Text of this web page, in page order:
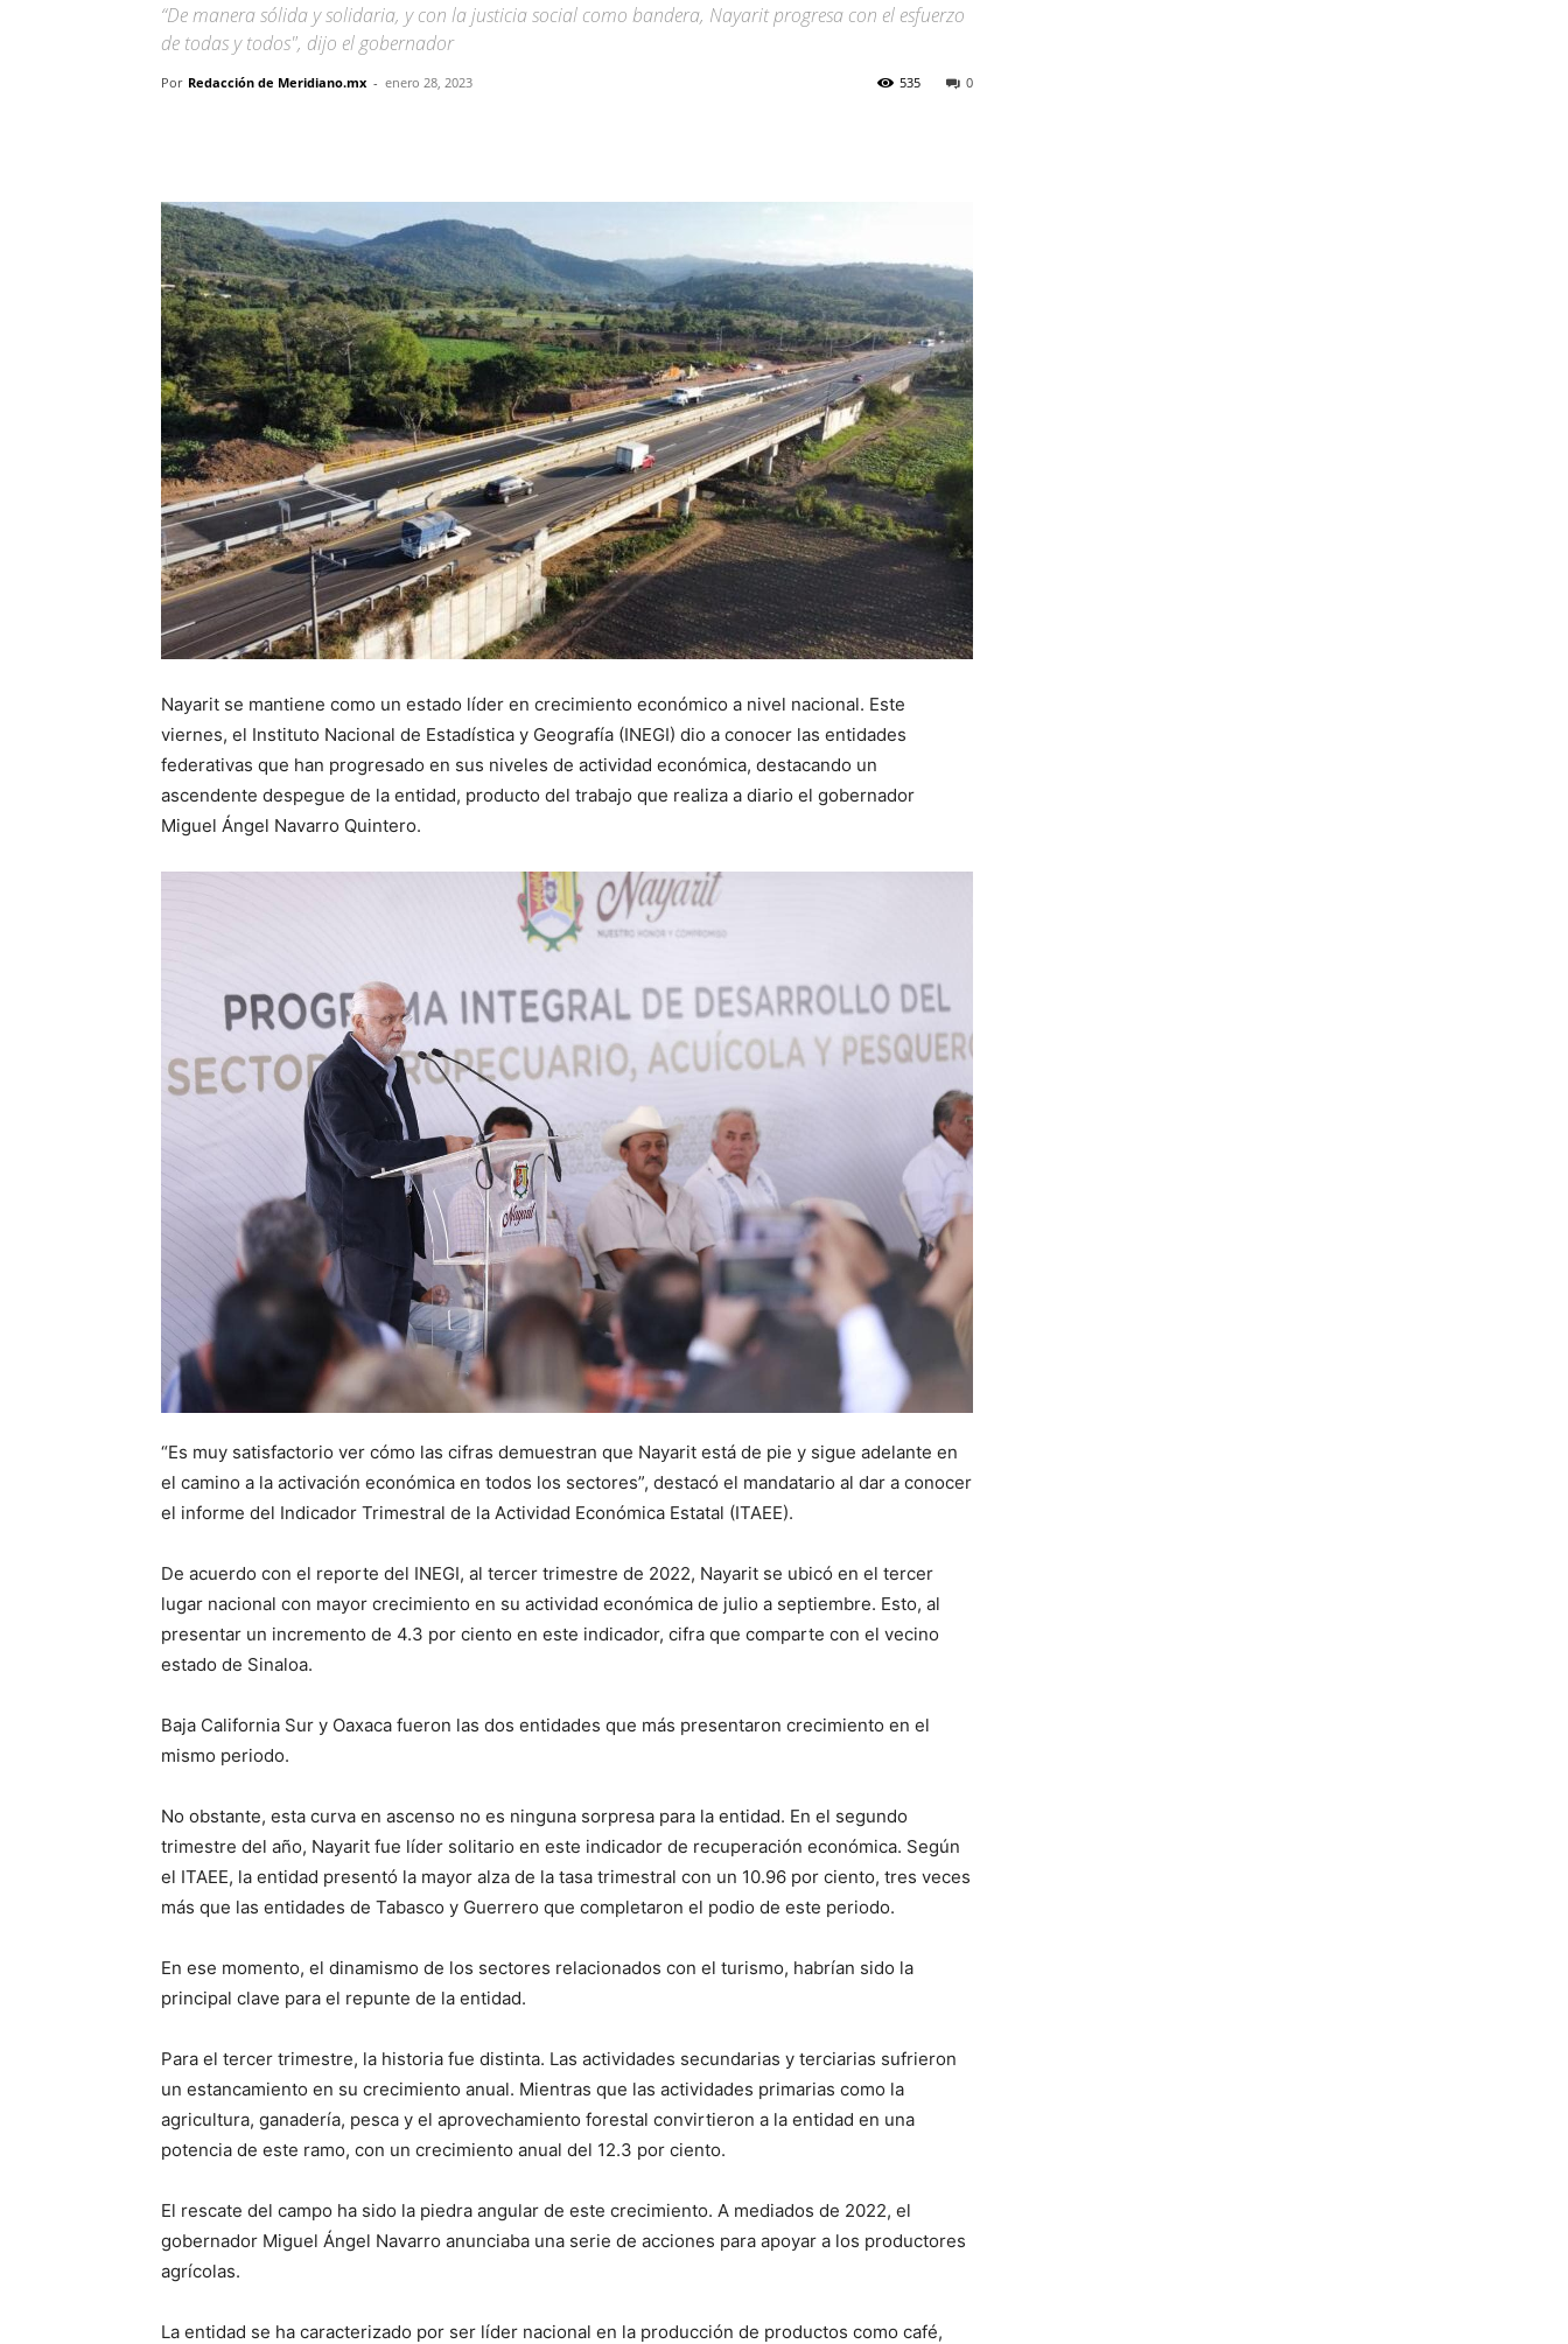
“De manera sólida y solidaria, y con la justicia social como bandera, Nayarit progresa con el esfuerzo
de todas y todos", dijo el gobernador
Por Redacción de Meridiano.mx - enero 28, 2023 0
535
Nayarit se mantiene como un estado líder en crecimiento económico a nivel nacional. Este
viernes, el Instituto Nacional de Estadística y Geografía (INEGI) dio a conocer las entidades
federativas que han progresado en sus niveles de actividad económica, destacando un
ascendente despegue de la entidad, producto del trabajo que realiza a diario el gobernador
Miguel Ángel Navarro Quintero.
“Es muy satisfactorio ver cómo las cifras demuestran que Nayarit está de pie y sigue adelante en
el camino a la activación económica en todos los sectores”, destacó el mandatario al dar a conocer
el informe del Indicador Trimestral de la Actividad Económica Estatal (ITAEE).
De acuerdo con el reporte del INEGI, al tercer trimestre de 2022, Nayarit se ubicó en el tercer
lugar nacional con mayor crecimiento en su actividad económica de julio a septiembre. Esto, al
presentar un incremento de 4.3 por ciento en este indicador, cifra que comparte con el vecino
estado de Sinaloa.
Baja California Sur y Oaxaca fueron las dos entidades que más presentaron crecimiento en el
mismo periodo.
No obstante, esta curva en ascenso no es ninguna sorpresa para la entidad. En el segundo
trimestre del año, Nayarit fue líder solitario en este indicador de recuperación económica. Según
el ITAEE, la entidad presentó la mayor alza de la tasa trimestral con un 10.96 por ciento, tres veces
más que las entidades de Tabasco y Guerrero que completaron el podio de este periodo.
En ese momento, el dinamismo de los sectores relacionados con el turismo, habrían sido la
principal clave para el repunte de la entidad.
Para el tercer trimestre, la historia fue distinta. Las actividades secundarias y terciarias sufrieron
un estancamiento en su crecimiento anual. Mientras que las actividades primarias como la
agricultura, ganadería, pesca y el aprovechamiento forestal convirtieron a la entidad en una
potencia de este ramo, con un crecimiento anual del 12.3 por ciento.
El rescate del campo ha sido la piedra angular de este crecimiento. A mediados de 2022, el
gobernador Miguel Ángel Navarro anunciaba una serie de acciones para apoyar a los productores
agrícolas.
La entidad se ha caracterizado por ser líder nacional en la producción de productos como café,